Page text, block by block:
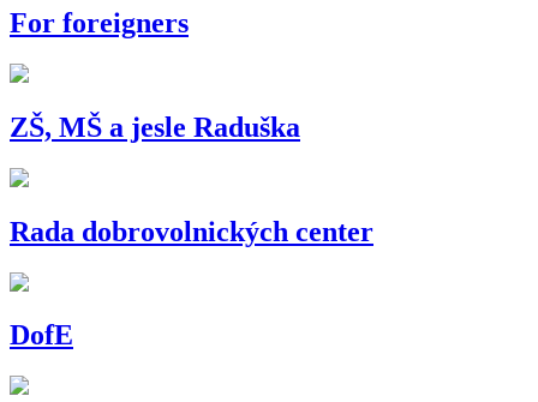
For foreigners
ZŠ, MŠ a jesle Raduška
Rada dobrovolnických center
DofE